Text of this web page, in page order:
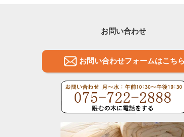
お問い合わせ
お問い合わせフォームはこちら